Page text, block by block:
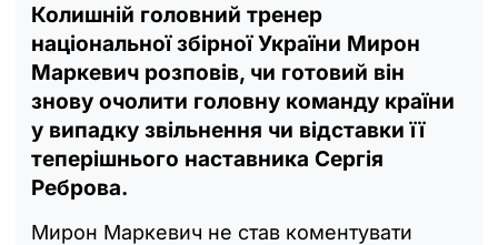
Колишній головний тренер
національної збірної України Мирон
Маркевич розповів, чи готовий він
знову очолити головну команду країни
у випадку звільнення чи відставки її
теперішнього наставника Сергія
Реброва.
Мирон Маркевич не став коментувати